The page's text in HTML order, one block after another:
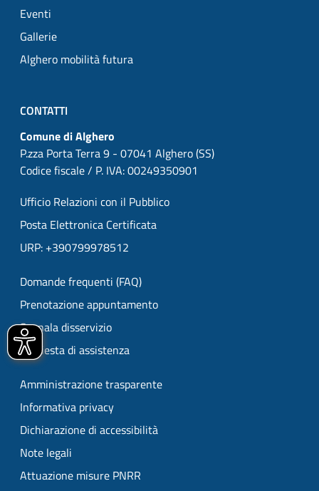
Eventi
Gallerie
Alghero mobilità futura
CONTATTI
Comune di Alghero
P.zza Porta Terra 9 - 07041 Alghero (SS)
Codice fiscale / P. IVA: 00249350901
Ufficio Relazioni con il Pubblico
Posta Elettronica Certificata
URP: +390799978512
Domande frequenti (FAQ)
Prenotazione appuntamento
Segnala disservizio
Richiesta di assistenza
Amministrazione trasparente
Informativa privacy
Dichiarazione di accessibilità
Note legali
Attuazione misure PNRR